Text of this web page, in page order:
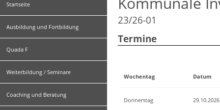
Startseite
Ausbildung und Fortbildung
Quada F
Weiterbildung / Seminare
Coaching und Beratung
23/26-01
Termine
Wochentag Datum
Donnerstag 29.10.2026